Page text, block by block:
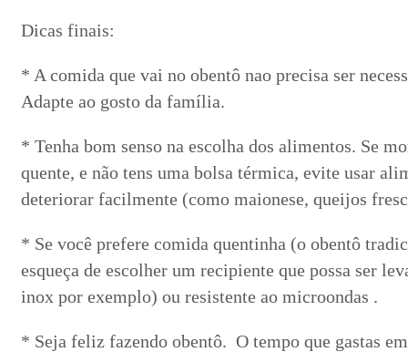
Dicas finais:
* A comida que vai no obentô nao precisa ser
Adapte ao gosto da família.
* Tenha bom senso na escolha dos alimentos. Se
quente, e não tens uma bolsa térmica, evite usar
deteriorar facilmente (como maionese, queijos
* Se você prefere comida quentinha (o obentô
esqueça de escolher um recipiente que possa ser
inox por exemplo) ou resistente ao microondas .
* Seja feliz fazendo obentô. O tempo que gastas